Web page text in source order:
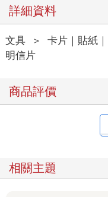
詳細資料
文具 ＞ 卡片｜貼紙
明信片
商品評價
相關主題